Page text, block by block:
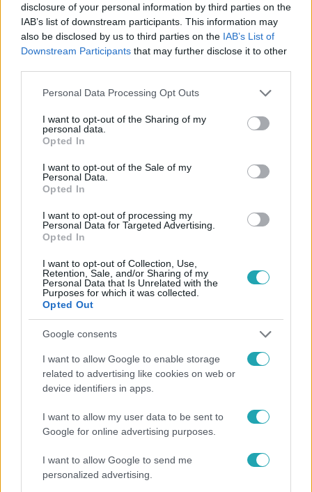
disclosure of your personal information by third parties on the
IAB’s list of downstream participants. This information may
also be disclosed by us to third parties on the IAB’s List of
Downstream Participants that may further disclose it to other
Please note that this website/app uses one or more Google
not limited to your visit or usage behaviour. You may click to
grant or deny consent to Google and its third-party tags to
use your data for below specified purposes in below Google
consent section.
Personal Data Processing Opt Outs
I want to opt-out of the Sharing of my
personal data.
Opted In
I want to opt-out of the Sale of my
Personal Data.
Opted In
I want to opt-out of processing my
Personal Data for Targeted Advertising.
Opted In
I want to opt-out of Collection, Use,
Retention, Sale, and/or Sharing of my
Personal Data that Is Unrelated with the
Purposes for which it was collected.
Opted Out
Google consents
I want to allow Google to enable storage
related to advertising like cookies on web or
device identifiers in apps.
I want to allow my user data to be sent to
Google for online advertising purposes.
I want to allow Google to send me
personalized advertising.
Kövess minket, és értesülj a friss hírekről a
Facebookon is!
HÍRADÓ #BELFÖLD
KISLÁNY #AJKA #RTL
Népszerű
13:37